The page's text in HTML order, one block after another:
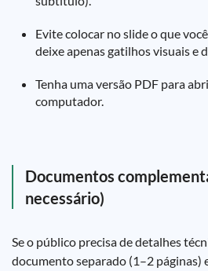
Evite colocar no slide o que
deixe apenas gatilhos visuais e
Tenha uma versão PDF para
computador.
Documentos
necessário)
Se o público precisa de detalhes
documento separado (1–2 páginas)